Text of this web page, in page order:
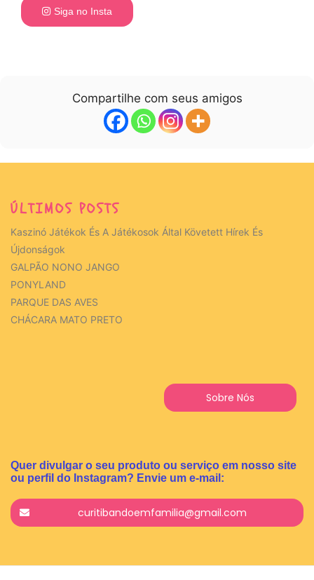
Siga no Insta
Compartilhe com seus amigos
ÚLTIMOS POSTS
Kaszinó Játékok És A Játékosok Által Követett Hírek És
Újdonságok
GALPÃO NONO JANGO
PONYLAND
PARQUE DAS AVES
CHÁCARA MATO PRETO
Sobre Nós
Quer divulgar o seu produto ou serviço em nosso site
ou perfil do Instagram? Envie um e-mail:
curitibandoemfamilia@gmail.com